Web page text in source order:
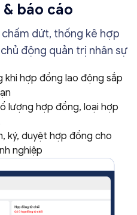
báo cáo
dứt, thống kê hợp
động quản trị nhân sự
hợp đồng lao động sắp
lượng hợp đồng, loại hợp
ký, duyệt hợp đồng cho
nghiệp